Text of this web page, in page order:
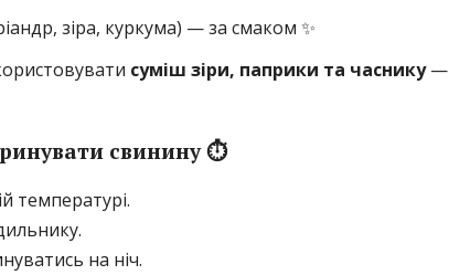
зіра, куркума) — за смаком ✨
суміш зіри, паприки та часнику—
свинину ⏱️
температурі.
на ніч.